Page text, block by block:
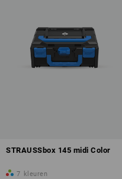
STRAUSSbox 145 midi Color
7 kleuren